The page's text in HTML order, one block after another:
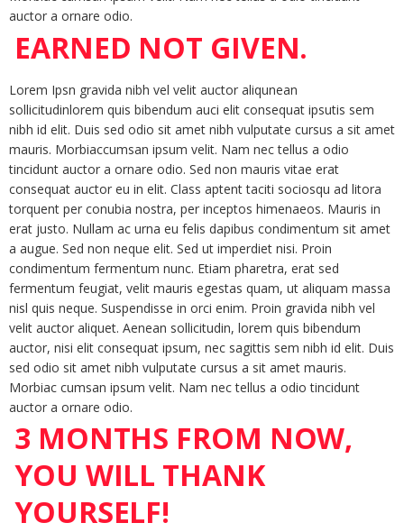
auctor a ornare odio.
EARNED NOT GIVEN.
Lorem Ipsn gravida nibh vel velit auctor aliqunean
sollicitudinlorem quis bibendum auci elit consequat ipsutis sem
nibh id elit. Duis sed odio sit amet nibh vulputate cursus a sit amet
mauris. Morbiaccumsan ipsum velit. Nam nec tellus a odio
tincidunt auctor a ornare odio. Sed non mauris vitae erat
consequat auctor eu in elit. Class aptent taciti sociosqu ad litora
torquent per conubia nostra, per inceptos himenaeos. Mauris in
erat justo. Nullam ac urna eu felis dapibus condimentum sit amet
a augue. Sed non neque elit. Sed ut imperdiet nisi. Proin
condimentum fermentum nunc. Etiam pharetra, erat sed
fermentum feugiat, velit mauris egestas quam, ut aliquam massa
nisl quis neque. Suspendisse in orci enim. Proin gravida nibh vel
velit auctor aliquet. Aenean sollicitudin, lorem quis bibendum
auctor, nisi elit consequat ipsum, nec sagittis sem nibh id elit. Duis
sed odio sit amet nibh vulputate cursus a sit amet mauris.
Morbiac cumsan ipsum velit. Nam nec tellus a odio tincidunt
auctor a ornare odio.
3 MONTHS FROM NOW,
YOU WILL THANK
YOURSELF!